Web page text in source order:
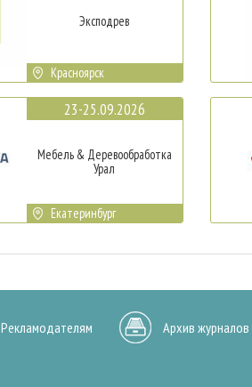
Эксподрев
Красноярск
23-25.09.2026
Мебель & Деревообработка
Урал
Екатеринбург
Рекламодателям Архив журналов